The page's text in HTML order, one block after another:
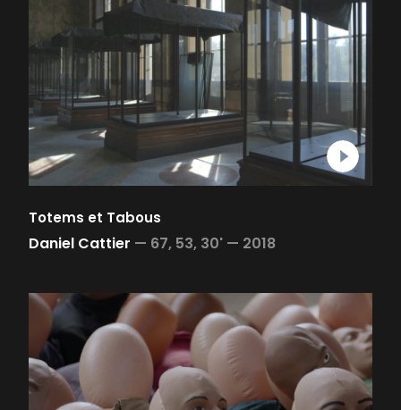
Totems et Tabous
Daniel Cattier — 67, 53, 30' — 2018